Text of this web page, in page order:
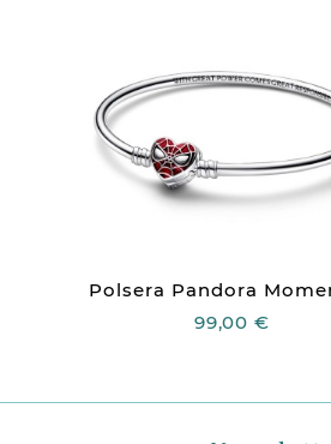
Polsera Pandora
99,00 €